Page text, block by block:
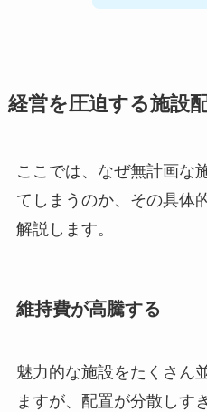
経営を圧迫する施設
ここでは、なぜ無計画な
てしまうのか、その具体
解説します。
維持費が高騰する
魅力的な施設をたくさん
ますが、配置が分散しす